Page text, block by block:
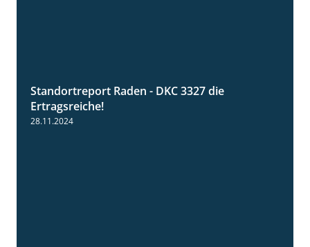
Standortreport Raden - DKC 3327 die
Ertragsreiche!
28.11.2024